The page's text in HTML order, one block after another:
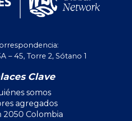
– 45, Torre 2, Sótano 1
Clave
somos
agregados
2050 Colombia